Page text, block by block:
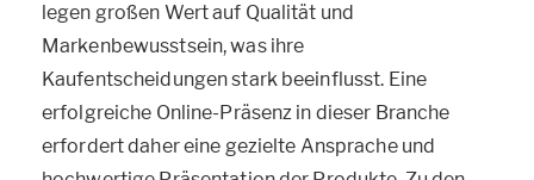
legen großen Wert auf Qualität und
Markenbewusstsein, was ihre
Kaufentscheidungen stark beeinflusst. Eine
erfolgreiche Online-Präsenz in dieser Branche
erfordert daher eine gezielte Ansprache und